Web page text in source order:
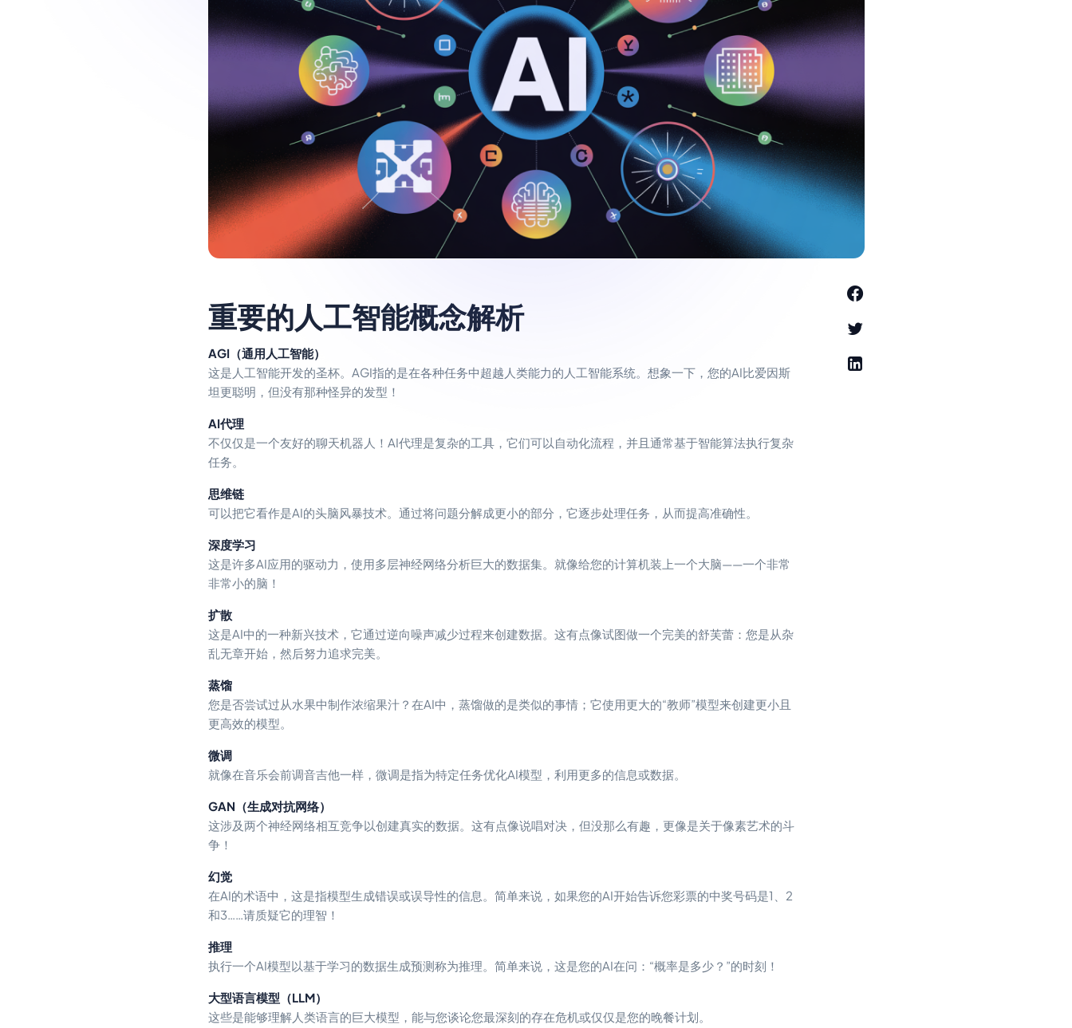
重要的人工智能概念解析
AGI（通用人工智能）
这是人工智能开发的圣杯。AGI指的是在各种任务中超越人类能力的人工智能系统。想象一下，您的AI比爱因斯
坦更聪明，但没有那种怪异的发型！
AI代理
不仅仅是一个友好的聊天机器人！AI代理是复杂的工具，它们可以自动化流程，并且通常基于智能算法执行复杂
任务。
思维链
可以把它看作是AI的头脑风暴技术。通过将问题分解成更小的部分，它逐步处理任务，从而提高准确性。
深度学习
这是许多AI应用的驱动力，使用多层神经网络分析巨大的数据集。就像给您的计算机装上一个大脑——一个非常
非常小的脑！
扩散
这是AI中的一种新兴技术，它通过逆向噪声减少过程来创建数据。这有点像试图做一个完美的舒芙蕾：您是从杂
乱无章开始，然后努力追求完美。
蒸馏
您是否尝试过从水果中制作浓缩果汁？在AI中，蒸馏做的是类似的事情；它使用更大的“教师”模型来创建更小且
更高效的模型。
微调
就像在音乐会前调音吉他一样，微调是指为特定任务优化AI模型，利用更多的信息或数据。
GAN（生成对抗网络）
这涉及两个神经网络相互竞争以创建真实的数据。这有点像说唱对决，但没那么有趣，更像是关于像素艺术的斗
争！
幻觉
在AI的术语中，这是指模型生成错误或误导性的信息。简单来说，如果您的AI开始告诉您彩票的中奖号码是1、2
和3……请质疑它的理智！
推理
执行一个AI模型以基于学习的数据生成预测称为推理。简单来说，这是您的AI在问：“概率是多少？”的时刻！
大型语言模型（LLM）
这些是能够理解人类语言的巨大模型，能与您谈论您最深刻的存在危机或仅仅是您的晚餐计划。